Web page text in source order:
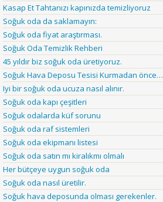
Kasap Et Tahtanızı kapınızda temizliyoruz
Soğuk oda da saklamayın:
Soğuk oda fiyat araştırması.
Soğuk Oda Temizlik Rehberi
45 yıldır biz soğuk oda üretiyoruz.
Soğuk Hava Deposu Tesisi Kurmadan önce…
Iyi bir soğuk oda ucuza nasıl alınır.
Soğuk oda kapı çeşitleri
Soğuk odalarda küf sorunu
Soğuk oda raf sistemleri
Soğuk oda ekipmanı listesi
Soğuk oda satın mı kiralıkmı olmalı
Her bütçeye uygun soğuk oda
Soğuk oda nasıl üretilir.
Soğuk hava deposunda olması gerekenler.